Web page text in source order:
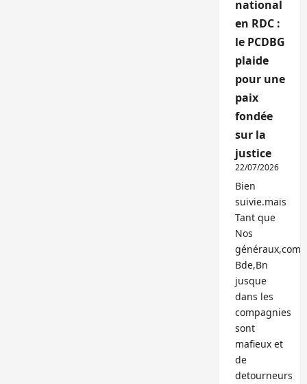
national
en RDC :
le PCDBG
plaide
pour une
paix
fondée
sur la
justice
22/07/2026
Bien
suivie.mais
Tant que
Nos
généraux,com
Bde,Bn
jusque
dans les
compagnies
sont
mafieux et
de
detourneurs